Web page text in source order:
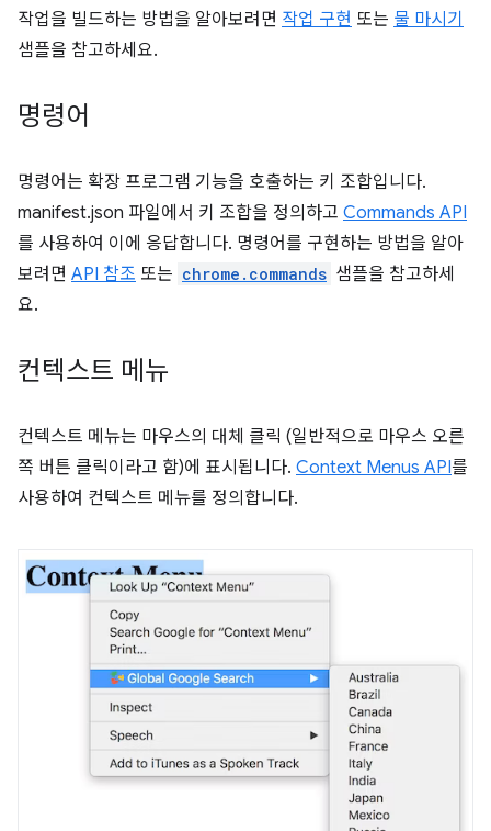
작업을 빌드하는 방법을 알아보려면 작업 구현 또는 물 마시기
샘플을 참고하세요.
명령어
명령어는 확장 프로그램 기능을 호출하는 키 조합입니다.
manifest.json 파일에서 키 조합을 정의하고 Commands API
를 사용하여 이에 응답합니다. 명령어를 구현하는 방법을 알아
보려면 API 참조 또는 chrome.commands 샘플을 참고하세
요.
컨텍스트 메뉴
컨텍스트 메뉴는 마우스의 대체 클릭 (일반적으로 마우스 오른
쪽 버튼 클릭이라고 함)에 표시됩니다. Context Menus API를
사용하여 컨텍스트 메뉴를 정의합니다.